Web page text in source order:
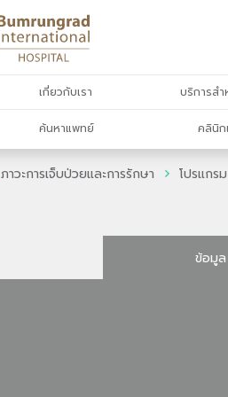
เกี่ยวกับเรา บริการส
ค้นหาแพทย์ คลินิก
ภาวะการเจ็บป่วยและการรักษา โปรแกร
ข้อมูล